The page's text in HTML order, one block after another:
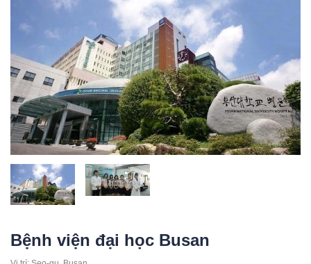
Bệnh viện đại học Busan